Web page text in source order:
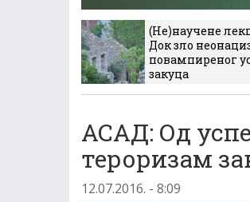
(Не)научене
Док зло
повампиреног
закуца
АСАД: Од
тероризам
12.07.2016. - 8:09